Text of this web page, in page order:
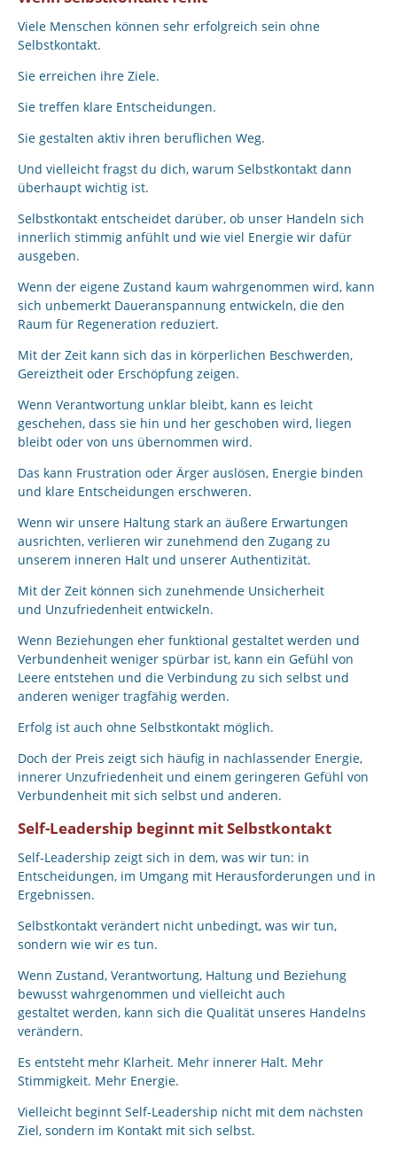
Viele Menschen können sehr erfolgreich sein ohne
Selbstkontakt.
Sie erreichen ihre Ziele.
Sie treffen klare Entscheidungen.
Sie gestalten aktiv ihren beruflichen Weg.
Und vielleicht fragst du dich, warum Selbstkontakt dann
überhaupt wichtig ist.
Selbstkontakt entscheidet darüber, ob unser Handeln sich
innerlich stimmig anfühlt und wie viel Energie wir dafür
ausgeben.
Wenn der eigene Zustand kaum wahrgenommen wird, kann
sich unbemerkt Daueranspannung entwickeln, die den
Raum für Regeneration reduziert.
Mit der Zeit kann sich das in körperlichen Beschwerden,
Gereiztheit oder Erschöpfung zeigen.
Wenn Verantwortung unklar bleibt, kann es leicht
geschehen, dass sie hin und her geschoben wird, liegen
bleibt oder von uns übernommen wird.
Das kann Frustration oder Ärger auslösen, Energie binden
und klare Entscheidungen erschweren.
Wenn wir unsere Haltung stark an äußere Erwartungen
ausrichten, verlieren wir zunehmend den Zugang zu
unserem inneren Halt und unserer Authentizität.
Mit der Zeit können sich zunehmende Unsicherheit
und Unzufriedenheit entwickeln.
Wenn Beziehungen eher funktional gestaltet werden und
Verbundenheit weniger spürbar ist, kann ein Gefühl von
Leere entstehen und die Verbindung zu sich selbst und
anderen weniger tragfähig werden.
Erfolg ist auch ohne Selbstkontakt möglich.
Doch der Preis zeigt sich häufig in nachlassender Energie,
innerer Unzufriedenheit und einem geringeren Gefühl von
Verbundenheit mit sich selbst und anderen.
Self-Leadership beginnt mit Selbstkontakt
Self-Leadership zeigt sich in dem, was wir tun: in
Entscheidungen, im Umgang mit Herausforderungen und in
Ergebnissen.
Selbstkontakt verändert nicht unbedingt, was wir tun,
sondern wie wir es tun.
Wenn Zustand, Verantwortung, Haltung und Beziehung
bewusst wahrgenommen und vielleicht auch
gestaltet werden, kann sich die Qualität unseres Handelns
verändern.
Es entsteht mehr Klarheit. Mehr innerer Halt. Mehr
Stimmigkeit. Mehr Energie.
Vielleicht beginnt Self-Leadership nicht mit dem nächsten
Ziel, sondern im Kontakt mit sich selbst.